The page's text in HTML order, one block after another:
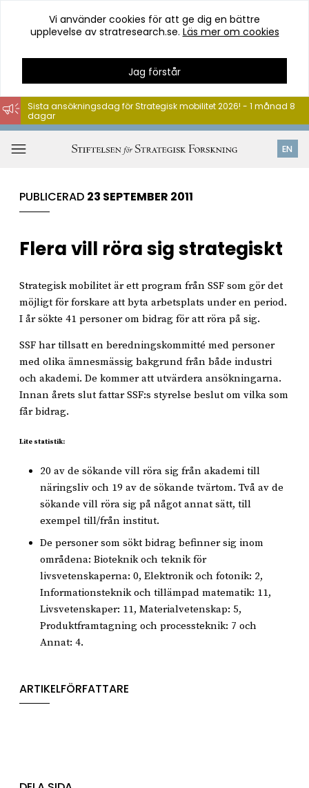
Hoppa
till
innehåll
Vi använder cookies för att ge dig en bättre
upplevelse av stratresearch.se. Läs mer om cookies
Jag förstår
EN
Sista ansökningsdag för Strategisk mobilitet 2026! - 1 månad 8
dagar
PUBLICERAD 23 SEPTEMBER 2011
Flera vill röra sig strategiskt
Strategisk mobilitet är ett program från SSF som gör det
möjligt för forskare att byta arbetsplats under en period.
I år sökte 41 personer om bidrag för att röra på sig.
SSF har tillsatt en beredningskommitté med personer
med olika ämnesmässig bakgrund från både industri
och akademi. De kommer att utvärdera ansökningarna.
Innan årets slut fattar SSF:s styrelse beslut om vilka som
får bidrag.
Lite statistik:
20 av de sökande vill röra sig från akademi till
näringsliv och 19 av de sökande tvärtom. Två av de
sökande vill röra sig på något annat sätt, till
exempel till/från institut.
De personer som sökt bidrag befinner sig inom
områdena: Bioteknik och teknik för
livsvetenskaperna: 0, Elektronik och fotonik: 2,
Informationsteknik och tillämpad matematik: 11,
Livsvetenskaper: 11, Materialvetenskap: 5,
Produktframtagning och processteknik: 7 och
Annat: 4.
ARTIKELFÖRFATTARE